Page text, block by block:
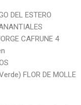
DEL ESTERO
CAFRUNE 4
FLOR DE MOLLE